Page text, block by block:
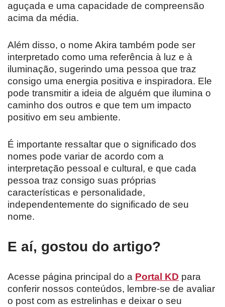
aguçada e uma capacidade de compreensão
acima da média.
Além disso, o nome Akira também pode ser
interpretado como uma referência à luz e à
iluminação, sugerindo uma pessoa que traz
consigo uma energia positiva e inspiradora. Ele
pode transmitir a ideia de alguém que ilumina o
caminho dos outros e que tem um impacto
positivo em seu ambiente.
É importante ressaltar que o significado dos
nomes pode variar de acordo com a
interpretação pessoal e cultural, e que cada
pessoa traz consigo suas próprias
características e personalidade,
independentemente do significado de seu
nome.
E aí, gostou do artigo?
Acesse página principal do a Portal KD para
conferir nossos conteúdos, lembre-se de avaliar
o post com as estrelinhas e deixar o seu